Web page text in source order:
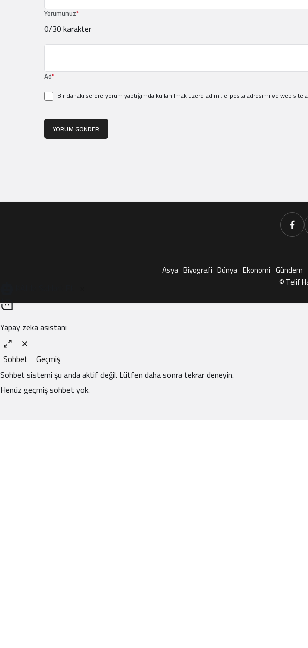
Yorumunuz*
0/30 karakter
Ad*
Bir dahaki sefere yorum yaptığımda kullanılmak üzere adımı, e-posta adresimi ve web site
YORUM GÖNDER
Asya Biyografi Dünya Ekonomi Gündem
© Telif
Yapay zeka asistanı
Sohbet Geçmiş
Sohbet sistemi şu anda aktif değil. Lütfen daha sonra tekrar deneyin.
Henüz geçmiş sohbet yok.